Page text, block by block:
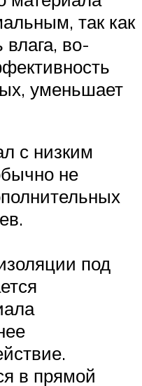
так как
во-
уменьшает
с низким
не
под
в прямой